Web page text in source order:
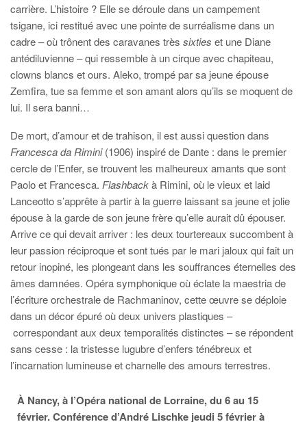
carrière. L’histoire ? Elle se déroule dans un campement
tsigane, ici restitué avec une pointe de surréalisme dans un
cadre – où trônent des caravanes très sixties et une Diane
antédiluvienne – qui ressemble à un cirque avec chapiteau,
clowns blancs et ours. Aleko, trompé par sa jeune épouse
Zemfira, tue sa femme et son amant alors qu’ils se moquent de
lui. Il sera banni…
De mort, d’amour et de trahison, il est aussi question dans
Francesca da Rimini(1906) inspiré de Dante : dans le premier
cercle de l’Enfer, se trouvent les malheureux amants que sont
Paolo et Francesca. Flashbackà Rimini, où le vieux et laid
Lanceotto s’apprête à partir à la guerre laissant sa jeune et jolie
épouse à la garde de son jeune frère qu’elle aurait dû épouser.
Arrive ce qui devait arriver : les deux tourtereaux succombent à
leur passion réciproque et sont tués par le mari jaloux qui fait un
retour inopiné, les plongeant dans les souffrances éternelles des
âmes damnées. Opéra symphonique où éclate la maestria de
l’écriture orchestrale de Rachmaninov, cette œuvre se déploie
dans un décor épuré où deux univers plastiques –
correspondant aux deux temporalités distinctes – se répondent
sans cesse : la tristesse lugubre d’enfers ténébreux et
l’incarnation lumineuse et charnelle des amours terrestres.
À Nancy, à l’Opéra national de Lorraine, du 6 au 15
février. Conférence d’André Lischke jeudi 5 février à